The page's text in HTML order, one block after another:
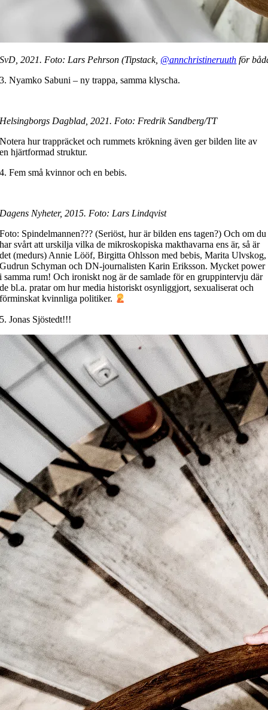
SvD, 2021. Foto: Lars Pehrson (Tipstack, @annchristineruuth för
3. Nyamko Sabuni – ny trappa, samma klyscha.
Helsingborgs Dagblad, 2021. Foto: Fredrik Sandberg/TT
Notera hur trappräcket och rummets krökning även ger bilden lite av
en hjärtformad struktur.
4. Fem små kvinnor och en bebis.
Dagens Nyheter, 2015. Foto: Lars Lindqvist
Foto: Spindelmannen??? (Seriöst, hur är bilden ens tagen?) Och om du
har svårt att urskilja vilka de mikroskopiska makthavarna ens är, så är
det (medurs) Annie Lööf, Birgitta Ohlsson med bebis, Marita Ulvskog,
Gudrun Schyman och DN-journalisten Karin Eriksson. Mycket power
i samma rum! Och ironiskt nog är de samlade för en gruppintervju där
de bl.a. pratar om hur media historiskt osynliggjort, sexualiserat och
förminskat kvinnliga politiker.
5. Jonas Sjöstedt!!!